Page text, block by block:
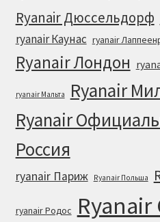
Ryanair Дюссельдорф
ryanair Каунас ryanair
Ryanair Лондон
ryanair Мальта Ryanair
Ryanair
Россия
ryanair Париж Ryanair Польша
ryanair Родос Ryanair